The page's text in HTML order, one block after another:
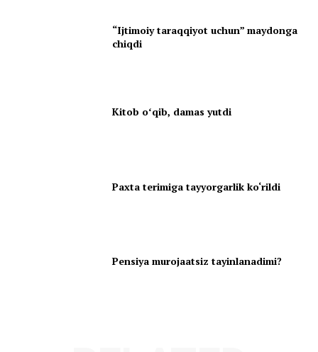
“Ijtimoiy taraqqiyot uchun” maydonga
chiqdi
Kitob oʻqib, damas yutdi
Paxta terimiga tayyorgarlik ko‘rildi
Pensiya murojaatsiz tayinlanadimi?